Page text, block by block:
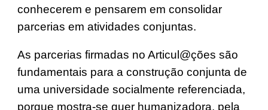
conhecerem e pensarem em consolidar
parcerias em atividades conjuntas.
As parcerias firmadas no Articul@ções são
fundamentais para a construção conjunta de
uma universidade socialmente referenciada,
porque mostra-se quer humanizadora, pela